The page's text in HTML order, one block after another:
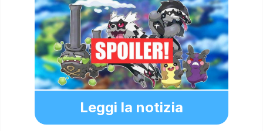
Leggi la notizia